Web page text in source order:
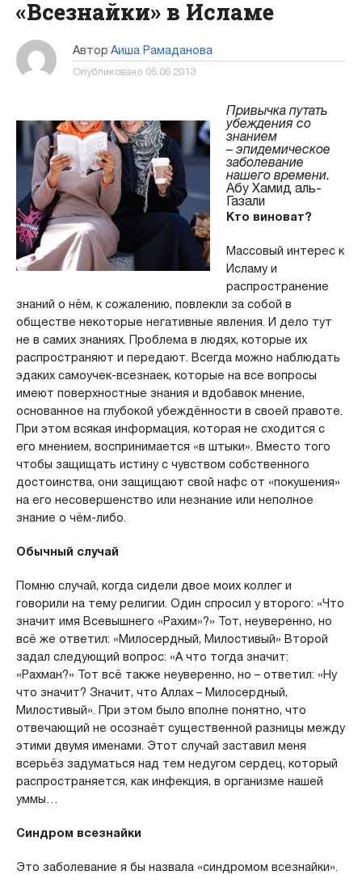
«Всезнайки» в Исламе
Автор Аиша Рамаданова
Опубликовано 05.06.2013
Привычка путать
убеждения со
знанием
– эпидемическое
заболевание
нашего времени.
Абу Хамид аль-
Газали
Кто виноват?
Массовый интерес к
Исламу и
распространение
знаний о нём, к сожалению, повлекли за собой в
обществе некоторые негативные явления. И дело тут
не в самих знаниях. Проблема в людях, которые их
распространяют и передают. Всегда можно наблюдать
эдаких самоучек-всезнаек, которые на все вопросы
имеют поверхностные знания и вдобавок мнение,
основанное на глубокой убеждённости в своей правоте.
При этом всякая информация, которая не сходится с
его мнением, воспринимается «в штыки». Вместо того
чтобы защищать истину с чувством собственного
достоинства, они защищают свой нафс от «покушения»
на его несовершенство или незнание или неполное
знание о чём-либо.
Обычный случай
Помню случай, когда сидели двое моих коллег и
говорили на тему религии. Один спросил у второго: «Что
значит имя Всевышнего «Рахим»?» Тот, неуверенно, но
всё же ответил: «Милосердный, Милостивый» Второй
задал следующий вопрос: «А что тогда значит:
«Рахман?» Тот всё также неуверенно, но – ответил: «Ну
что значит? Значит, что Аллах – Милосердный,
Милостивый». При этом было вполне понятно, что
отвечающий не осознаёт существенной разницы между
этими двумя именами. Этот случай заставил меня
всерьёз задуматься над тем недугом сердец, который
распространяется, как инфекция, в организме нашей
уммы…
Синдром всезнайки
Это заболевание я бы назвала «синдромом всезнайки».